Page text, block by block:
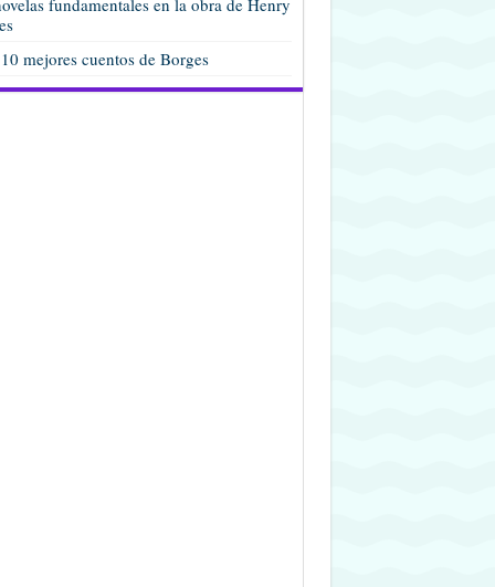
fundamentales en la obra de Henry
mejores cuentos de Borges